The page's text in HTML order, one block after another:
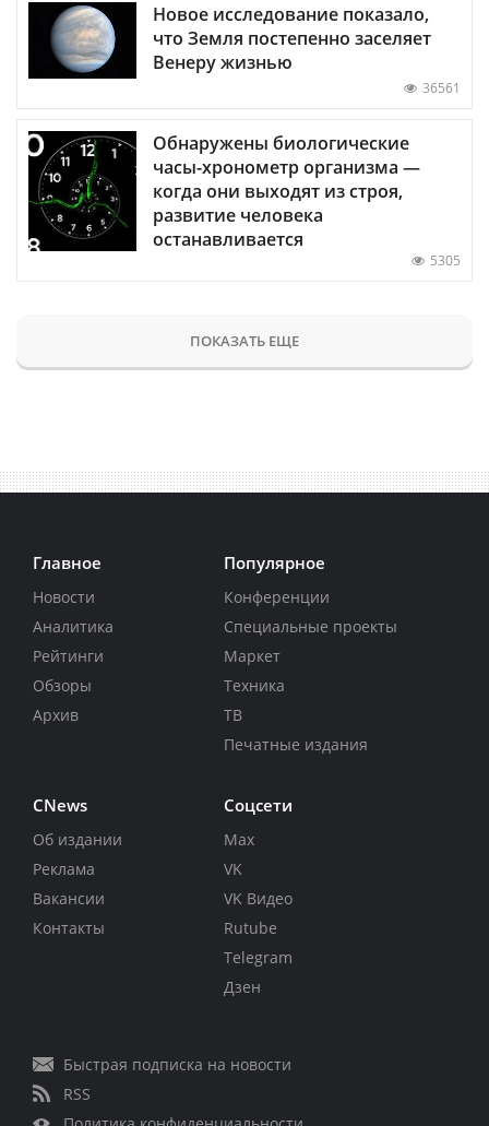
Новое исследование показало,
что Земля постепенно заселяет
Венеру жизнью
36561
Обнаружены биологические
часы-хронометр организма —
когда они выходят из строя,
развитие человека
останавливается
5305
ПОКАЗАТЬ ЕЩЕ
Главное
Новости
Аналитика
Рейтинги
Обзоры
Архив
Популярное
Конференции
Специальные проекты
Маркет
Техника
ТВ
Печатные издания
CNews
Об издании
Реклама
Вакансии
Контакты
Соцсети
Max
VK
VK Видео
Rutube
Telegram
Дзен
Быстрая подписка на новости
RSS